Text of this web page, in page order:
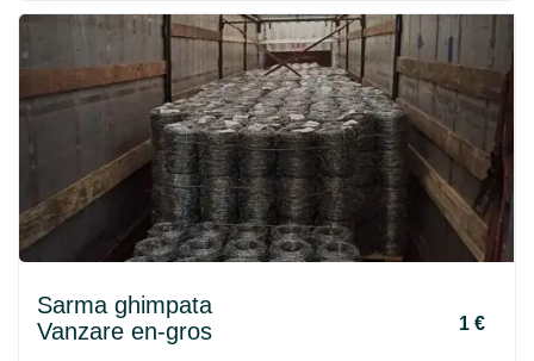
Sarma ghimpata
Vanzare en-gros
1 €